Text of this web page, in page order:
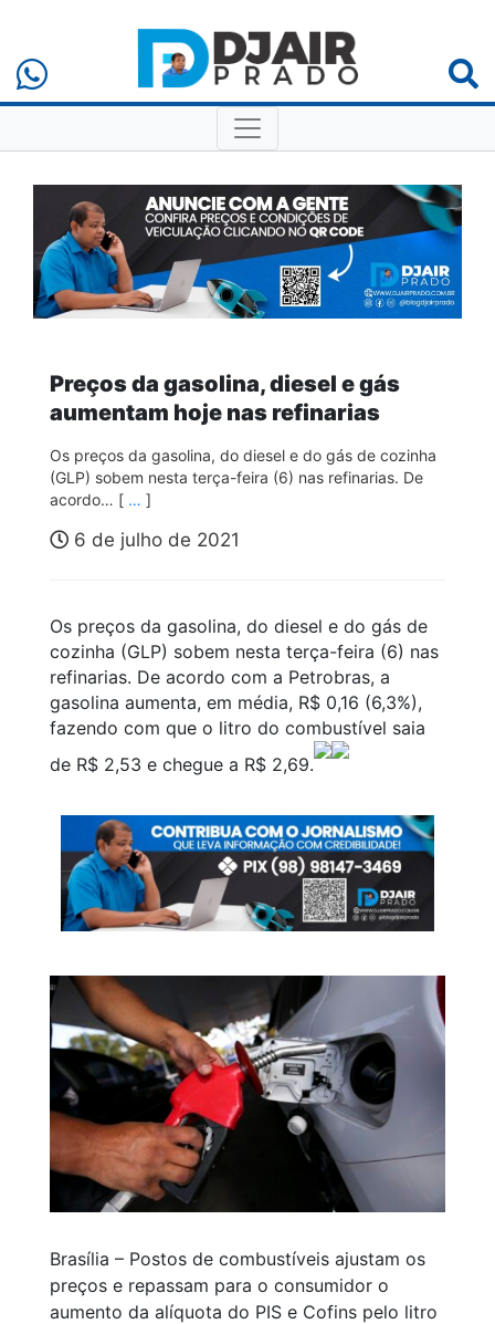
Preços da gasolina, diesel e gás
aumentam hoje nas refinarias
Os preços da gasolina, do diesel e do gás de cozinha
(GLP) sobem nesta terça-feira (6) nas refinarias. De
acordo… [ … ]
6 de julho de 2021
Os preços da gasolina, do diesel e do gás de
cozinha (GLP) sobem nesta terça-feira (6) nas
refinarias. De acordo com a Petrobras, a
gasolina aumenta, em média, R$ 0,16 (6,3%),
fazendo com que o litro do combustível saia
de R$ 2,53 e chegue a R$ 2,69.
Brasília – Postos de combustíveis ajustam os
preços e repassam para o consumidor o
aumento da alíquota do PIS e Cofins pelo litro